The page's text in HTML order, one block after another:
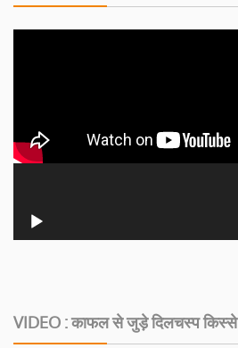
VIDEO : काफल से जुड़े दिलचस्‍प किस्‍से